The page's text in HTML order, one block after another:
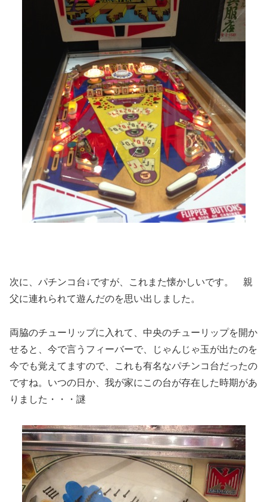
次に、パチンコ台↓ですが、これまた懐かしいです。 親
父に連れられて遊んだのを思い出しました。
両脇のチューリップに入れて、中央のチューリップを開か
せると、今で言うフィーバーで、じゃんじゃ玉が出たのを
今でも覚えてますので、これも有名なパチンコ台だったの
ですね。いつの日か、我が家にこの台が存在した時期があ
りました・・・謎